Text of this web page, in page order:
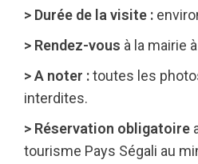
> Durée de la visite :
> Rendez-vous à la mairie
> A noter :toutes les
interdites.
> Réservation obligatoire
tourisme Pays Ségali au